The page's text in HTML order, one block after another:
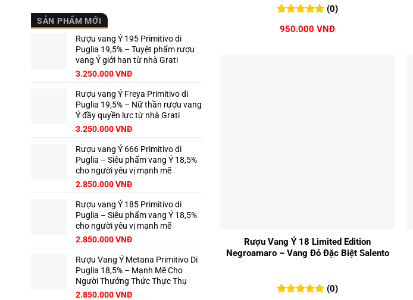
SẢN PHẨM MỚI
Rượu vang Ý 195 Primitivo di
Puglia 19,5% – Tuyệt phẩm rượu
vang Ý giới hạn từ nhà Grati
3.250.000VNĐ
Rượu vang Ý Freya Primitivo di
Puglia 19,5% – Nữ thần rượu vang
Ý đầy quyền lực từ nhà Grati
3.250.000VNĐ
Rượu vang Ý 666 Primitivo di
Puglia – Siêu phẩm vang Ý 18,5%
cho người yêu vị mạnh mẽ
2.850.000VNĐ
Rượu vang Ý 185 Primitivo di
Puglia – Siêu phẩm vang Ý 18,5%
cho người yêu vị mạnh mẽ
2.850.000VNĐ
Rượu Vang Ý Metana Primitivo Di
Puglia 18,5% – Mạnh Mẽ Cho
Người Thưởng Thức Thực Thụ
2.850.000VNĐ
đánh giá
(0)
950.000VNĐ
Rượu Vang Ý 18 Limited Edition
Negroamaro – Vang Đỏ Đặc Biệt Salento
(0)